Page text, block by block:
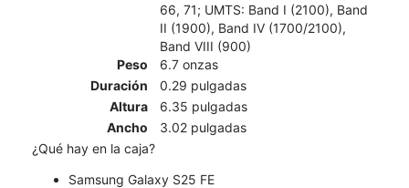
66, 71; UMTS: Band I (2100), Band
II (1900), Band IV (1700/2100),
Band VIII (900)
Peso
6.7 onzas
Duración
0.29 pulgadas
Altura
6.35 pulgadas
Ancho
3.02 pulgadas
¿Qué hay en la caja?
Samsung Galaxy S25 FE